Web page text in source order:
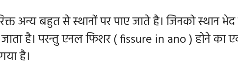
अन्य बहुत से स्थानों पर पाए जाते है। जिनको स्थान
है। परन्तु एनल फिशर ( fissure in ano ) होने का
है।